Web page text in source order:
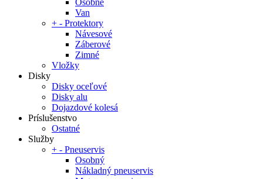
Osobné
Van
+ - Protektory
Návesové
Záberové
Zimné
Vložky
Disky
Disky oceľové
Disky alu
Dojazdové kolesá
Príslušenstvo
Ostatné
Služby
+ - Pneuservis
Osobný
Nákladný pneuservis